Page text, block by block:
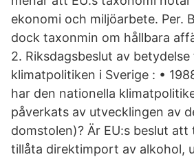
ekonomi och miljöarbete. Per.
dock taxonmin om hållbara
2. Riksdagsbeslut av
klimatpolitiken i Sverige : •
har den nationella
påverkats av utvecklingen av
domstolen)? Är EU:s beslut
tillåta direktimport av alkohol,